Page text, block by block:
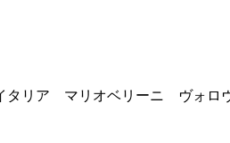
タリア マリオベリーニ ヴォロ